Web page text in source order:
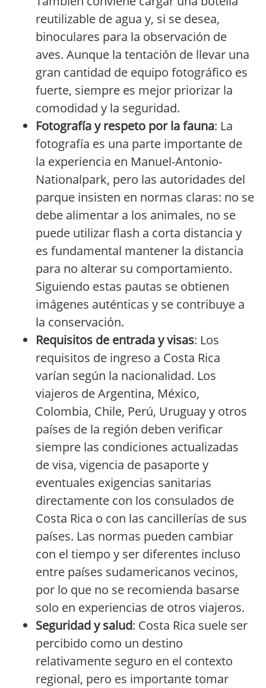
reutilizable de agua y, si se desea,
binoculares para la observación de
aves. Aunque la tentación de llevar una
gran cantidad de equipo fotográfico es
fuerte, siempre es mejor priorizar la
comodidad y la seguridad.
Fotografía y respeto por la fauna: La
fotografía es una parte importante de
la experiencia en Manuel-Antonio-
Nationalpark, pero las autoridades del
parque insisten en normas claras: no se
debe alimentar a los animales, no se
puede utilizar flash a corta distancia y
es fundamental mantener la distancia
para no alterar su comportamiento.
Siguiendo estas pautas se obtienen
imágenes auténticas y se contribuye a
la conservación.
Requisitos de entrada y visas: Los
requisitos de ingreso a Costa Rica
varían según la nacionalidad. Los
viajeros de Argentina, México,
Colombia, Chile, Perú, Uruguay y otros
países de la región deben verificar
siempre las condiciones actualizadas
de visa, vigencia de pasaporte y
eventuales exigencias sanitarias
directamente con los consulados de
Costa Rica o con las cancillerías de sus
países. Las normas pueden cambiar
con el tiempo y ser diferentes incluso
entre países sudamericanos vecinos,
por lo que no se recomienda basarse
solo en experiencias de otros viajeros.
Seguridad y salud: Costa Rica suele ser
percibido como un destino
relativamente seguro en el contexto
regional, pero es importante tomar